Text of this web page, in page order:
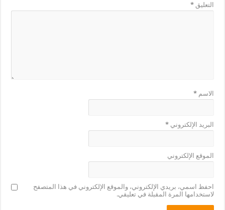
التعليق*
الاسم*
البريد الإلكتروني*
الموقع الإلكتروني
احفظ اسمي، بريدي الإلكتروني، والموقع الإلكتروني في هذا المتصفح
لاستخدامها المرة المقبلة في تعليقي.